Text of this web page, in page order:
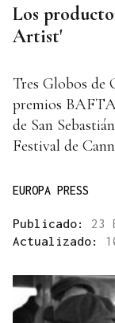
Los
Artist'
Tres Globos de
premios
de San
Festival de
EUROPA PRESS
Publicado: 23
Actualizado: